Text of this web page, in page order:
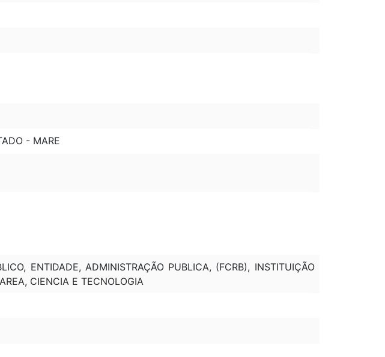
- MARE
ENTIDADE, ADMINISTRAÇÃO PUBLICA, (FCRB), INSTITUIÇÃO
CIENCIA E TECNOLOGIA